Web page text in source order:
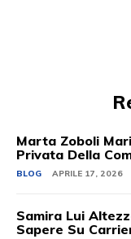
Marta Zoboli
Privata Della
BLOG APRILE 17, 2026
Samira Lui
Sapere Su